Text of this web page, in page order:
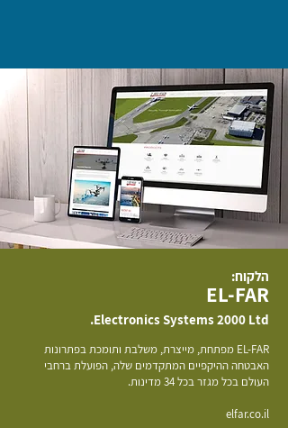
הלקוח:
EL-FAR
Electronics Systems 2000 Ltd.
EL-FAR מפתחת, מייצרת, משלבת ותומכת בפתרונות
האבטחה ההיקפיים המתקדמים שלה, הפועלת ברחבי
העולם בכל מגזר בכל 34 מדינות.
elfar.co.il